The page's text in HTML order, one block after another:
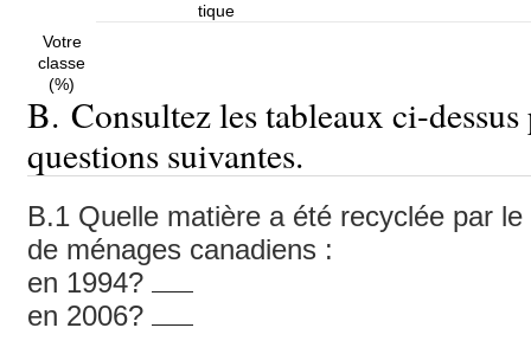
tique
Votre
classe
(%)
B. Consultez les tableaux ci-
questions suivantes.
B.1 Quelle matière a été recyclée par
de ménages canadiens :
en 1994?
en 2006?